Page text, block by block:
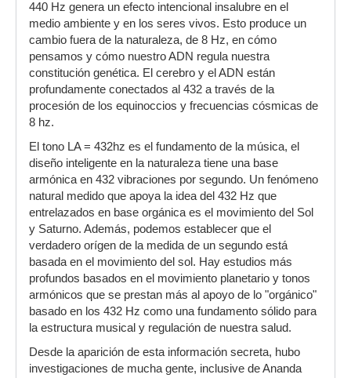
440 Hz genera un efecto intencional insalubre en el
medio ambiente y en los seres vivos. Esto produce un
cambio fuera de la naturaleza, de 8 Hz, en cómo
pensamos y cómo nuestro ADN regula nuestra
constitución genética. El cerebro y el ADN están
profundamente conectados al 432 a través de la
procesión de los equinoccios y frecuencias cósmicas de
8 hz.
El tono LA = 432hz es el fundamento de la música, el
diseño inteligente en la naturaleza tiene una base
armónica en 432 vibraciones por segundo. Un fenómeno
natural medido que apoya la idea del 432 Hz que
entrelazados en base orgánica es el movimiento del Sol
y Saturno. Además, podemos establecer que el
verdadero orígen de la medida de un segundo está
basada en el movimiento del sol. Hay estudios más
profundos basados en el movimiento planetario y tonos
armónicos que se prestan más al apoyo de lo "orgánico"
basado en los 432 Hz como una fundamento sólido para
la estructura musical y regulación de nuestra salud.
Desde la aparición de esta información secreta, hubo
investigaciones de mucha gente, inclusive de Ananda